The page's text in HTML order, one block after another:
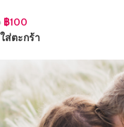
฿100
ส่ตะกร้า